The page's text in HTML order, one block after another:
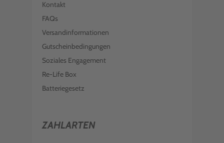
Kontakt
FAQs
Versandinformationen
Gutscheinbedingungen
Soziales Engagement
Re-Life Box
Batteriegesetz
ZAHLARTEN